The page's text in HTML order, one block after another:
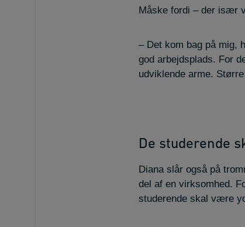
Måske fordi – der især
– Det kom bag på mig,
god arbejdsplads. For
udviklende arme.
De studerende
Diana slår også på
del af en virksomhed.
studerende skal være